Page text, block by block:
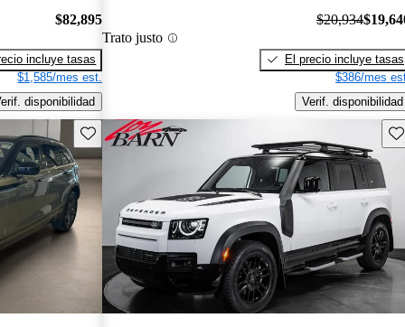
$82,895
incluye tasas
$1,585/mes est.
disponibilidad
Trato justo
$20,934
El precio incluye tasas
$386/mes
Verif. disponibilidad
Guarda este Aviso